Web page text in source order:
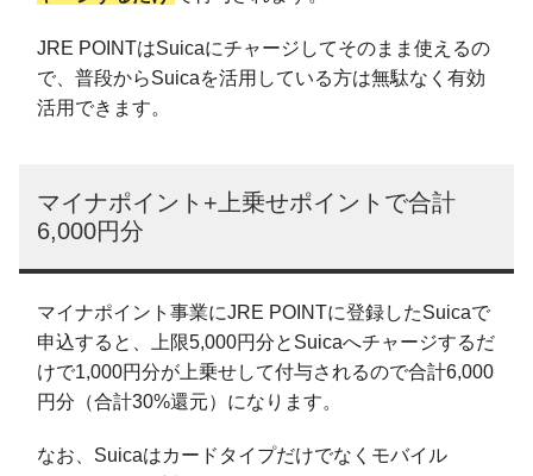
JRE POINTはSuicaにチャージしてそのまま使えるの
で、普段からSuicaを活用している方は無駄なく有効
活用できます。
マイナポイント+上乗せポイントで合計
6,000円分
マイナポイント事業にJRE POINTに登録したSuicaで
申込すると、上限5,000円分とSuicaへチャージするだ
けで1,000円分が上乗せして付与されるので合計6,000
円分（合計30%還元）になります。
なお、Suicaはカードタイプだけでなくモバイル